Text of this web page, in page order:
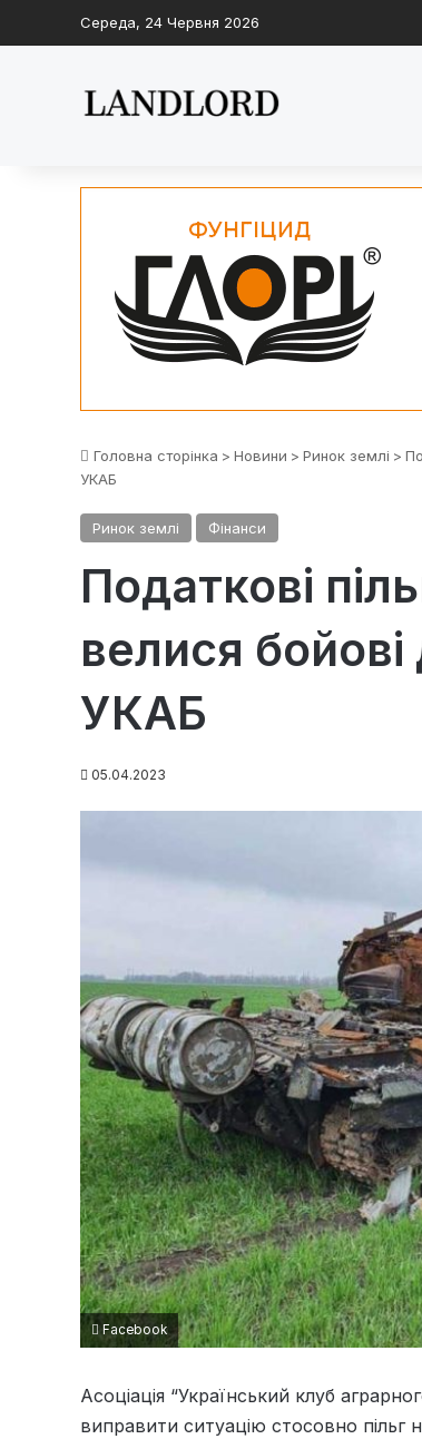
Середа, 24 Червня 2026
Головна сторінка > Новини > Ринок землі >
УКАБ
Ринок землі Фінанси
Податкові
велися
УКАБ
05.04.2023
Facebook
Асоціація “Український клуб
виправити ситуацію стосовно пільг